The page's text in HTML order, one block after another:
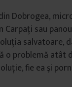
Dobrogea,
Carpaţi sau
salvatoare,
o problemă atât
fie ea şi